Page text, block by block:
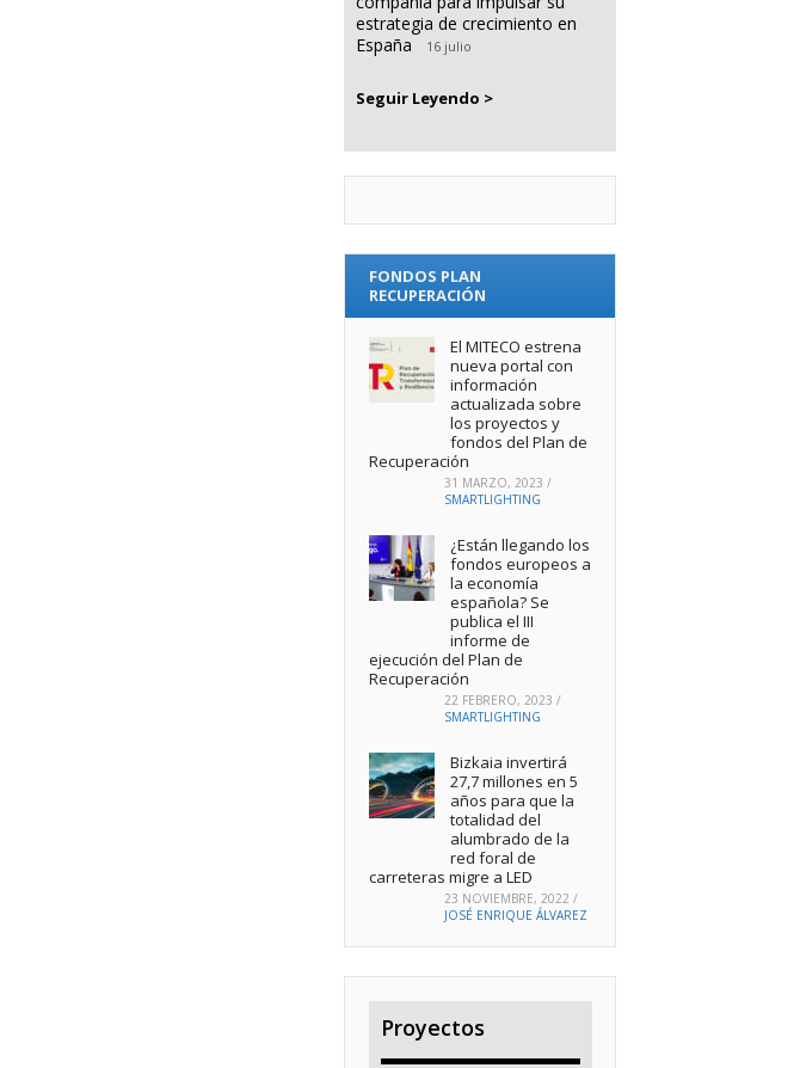
estrategia de crecimiento en
España
16 julio
Seguir Leyendo >
FONDOS PLAN
RECUPERACIÓN
El MITECO estrena
nueva portal con
información
actualizada sobre
los proyectos y
fondos del Plan de
Recuperación
31 MARZO, 2023 /
SMARTLIGHTING
¿Están llegando los
fondos europeos a
la economía
española? Se
publica el III
informe de
ejecución del Plan de
Recuperación
22 FEBRERO, 2023 /
SMARTLIGHTING
Bizkaia invertirá
27,7 millones en 5
años para que la
totalidad del
alumbrado de la
red foral de
carreteras migre a LED
23 NOVIEMBRE, 2022 /
JOSÉ ENRIQUE ÁLVAREZ
Proyectos